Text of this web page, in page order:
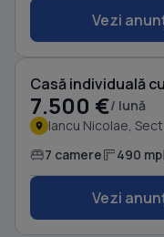
Vezi
7.500 €/ lună
Iancu Nicolae,
7 camere 490 mp
Vezi